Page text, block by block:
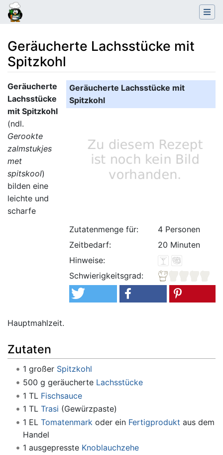
Geräucherte Lachsstücke mit
Spitzkohl
Wechseln zu:Navigation,Suche
Geräucherte Lachsstücke mit
Spitzkohl
Zutatenmenge für:
4 Personen
Zeitbedarf:
20 Minuten
Hinweise:
Schwierigkeitsgrad:
Geräucherte
Lachsstücke
mit Spitzkohl
(ndl.
Gerookte
zalmstukjes
met
spitskool)
bilden eine
leichte und
scharfe
Hauptmahlzeit.
Zutaten
1 großer Spitzkohl
500 g geräucherte Lachsstücke
1 TL Fischsauce
1 TL Trasi (Gewürzpaste)
1 EL Tomatenmark oder ein Fertigprodukt aus dem
Handel
1 ausgepresste Knoblauchzehe